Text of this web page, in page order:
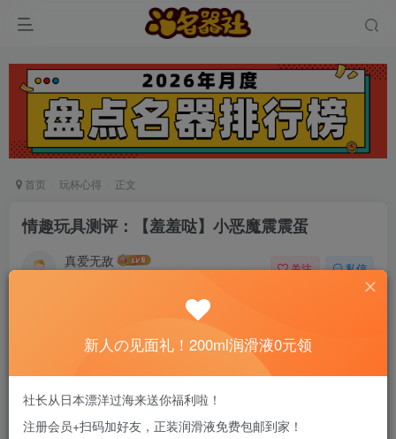
首页 玩杯心得 正文
情趣玩具测评：【羞羞哒】小恶魔震震蛋
真爱无敌 关注 私信
📢 社长提示：新用户注册并加好友，免费领
200ml润滑液哦～
新人の见面礼！200ml润滑液0元领
社长从日本漂洋过海来送你福利啦！
注册会员+扫码加好友，正装润滑液免费包邮到家！